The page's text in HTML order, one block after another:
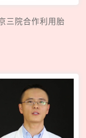
三院合作利用胎